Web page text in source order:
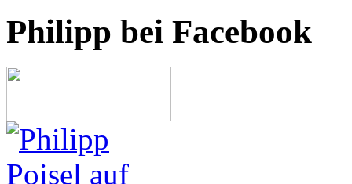
Philipp bei Facebook